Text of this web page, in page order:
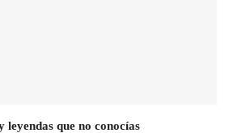
que no conocías